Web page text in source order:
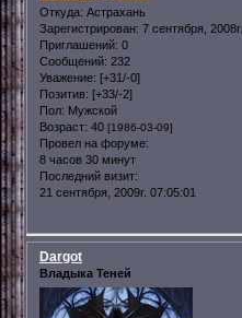
Откуда: Астрахань
Зарегистрирован: 7 сентября, 2008г.
Приглашений: 0
Сообщений: 232
Уважение: [+31/-0]
Позитив: [+33/-2]
Пол: Мужской
Возраст: 40 [1986-03-09]
Провел на форуме:
8 часов 30 минут
Последний визит:
21 сентября, 2009г. 07:05:01
Dargot
Владыка Теней